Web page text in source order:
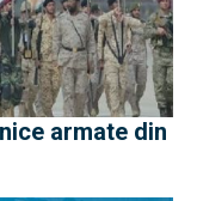
armate din